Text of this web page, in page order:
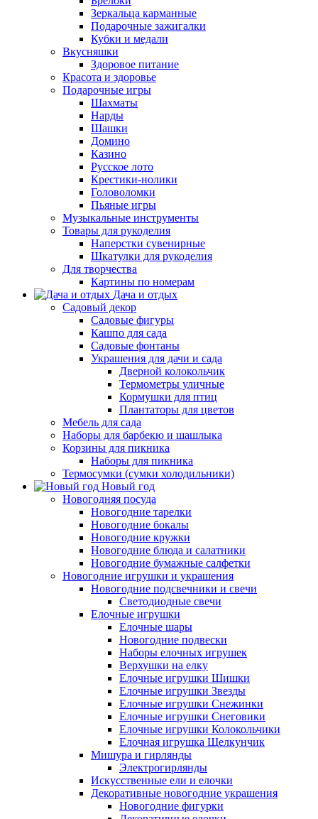
Зеркальца карманные
Подарочные зажигалки
Кубки и медали
Вкусняшки
Здоровое питание
Красота и здоровье
Подарочные игры
Шахматы
Нарды
Шашки
Домино
Казино
Русское лото
Крестики-нолики
Головоломки
Пьяные игры
Музыкальные инструменты
Товары для рукоделия
Наперстки сувенирные
Шкатулки для рукоделия
Для творчества
Картины по номерам
Дача и отдых
Садовый декор
Садовые фигуры
Кашпо для сада
Садовые фонтаны
Украшения для дачи и сада
Дверной колокольчик
Термометры уличные
Кормушки для птиц
Плантаторы для цветов
Мебель для сада
Наборы для барбекю и шашлыка
Корзины для пикника
Наборы для пикника
Термосумки (сумки холодильники)
Новый год
Новогодняя посуда
Новогодние тарелки
Новогодние бокалы
Новогодние кружки
Новогодние блюда и салатники
Новогодние бумажные салфетки
Новогодние игрушки и украшения
Новогодние подсвечники и свечи
Светодиодные свечи
Елочные игрушки
Елочные шары
Новогодние подвески
Наборы елочных игрушек
Верхушки на елку
Елочные игрушки Шишки
Елочные игрушки Звезды
Елочные игрушки Снежинки
Елочные игрушки Снеговики
Елочные игрушки Колокольчики
Елочная игрушка Щелкунчик
Мишура и гирлянды
Электрогирлянды
Искусственные ели и елочки
Декоративные новогодние украшения
Новогодние фигурки